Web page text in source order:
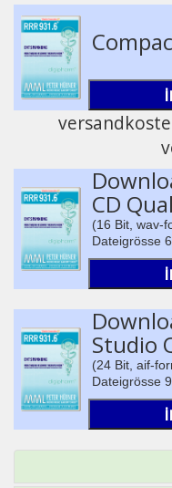
Play /
CD
(16 Bit, wav-
Dateigrösse
Studio
(24 Bit, aif-
Dateigrösse